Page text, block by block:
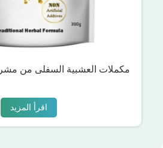
مكملات العشبية السفلى من
اقرأ المزيد